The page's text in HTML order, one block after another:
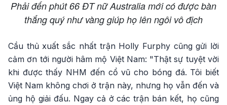
Phải đến phút 66 ĐT nữ Australia mới có được bàn
thắng quý như vàng giúp họ lên ngôi vô địch
Cầu thủ xuất sắc nhất trận Holly Furphy cũng gửi lời
cảm ơn tới người hâm mộ Việt Nam: "Thật sự tuyệt vời
khi được thấy NHM đến cổ vũ cho bóng đá. Tôi biết
Việt Nam không chơi ở trận này, nhưng họ vẫn đến và
ủng hộ giải đấu. Ngay cả ở các trận bán kết, họ cũng